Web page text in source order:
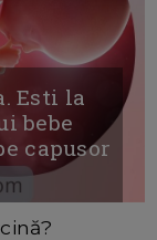
Esti la
bebe
capusor